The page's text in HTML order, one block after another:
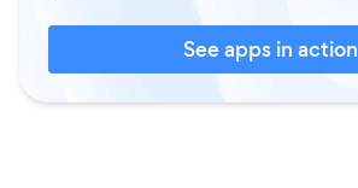
See apps in action